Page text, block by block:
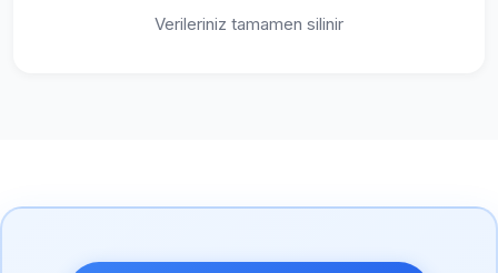
Verileriniz tamamen silinir